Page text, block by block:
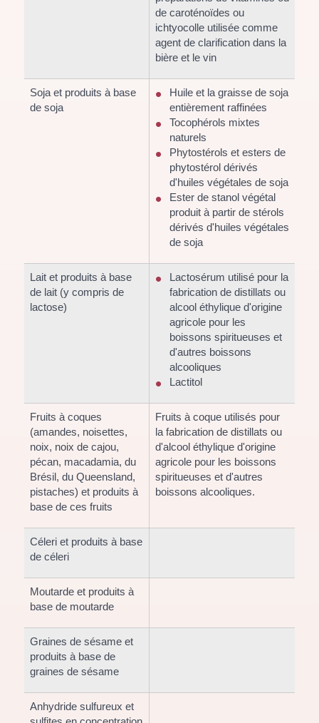
de caroténoïdes ou
ichtyocolle utilisée comme
agent de clarification dans la
bière et le vin
Soja et produits à base
de soja
Huile et la graisse de soja
entièrement raffinées
Tocophérols mixtes
naturels
Phytostérols et esters de
phytostérol dérivés
d'huiles végétales de soja
Ester de stanol végétal
produit à partir de stérols
dérivés d'huiles végétales
de soja
Lait et produits à base
de lait (y compris de
lactose)
Lactosérum utilisé pour la
fabrication de distillats ou
alcool éthylique d'origine
agricole pour les
boissons spiritueuses et
d'autres boissons
alcooliques
Lactitol
Fruits à coques
(amandes, noisettes,
noix, noix de cajou,
pécan, macadamia, du
Brésil, du Queensland,
pistaches) et produits à
base de ces fruits
Fruits à coque utilisés pour
la fabrication de distillats ou
d'alcool éthylique d'origine
agricole pour les boissons
spiritueuses et d'autres
boissons alcooliques.
Céleri et produits à base
de céleri
Moutarde et produits à
base de moutarde
Graines de sésame et
produits à base de
graines de sésame
Anhydride sulfureux et